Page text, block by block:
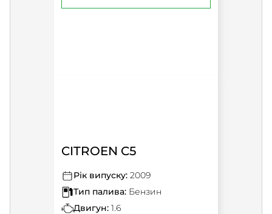
CITROEN C5
Рік випуску: 2009
Тип палива: Бензин
Двигун: 1.6